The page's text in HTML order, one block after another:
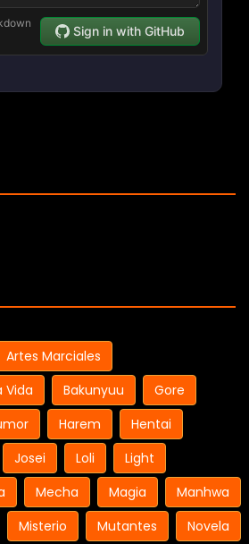
Artes Marciales
Vida
Bakunyuu
Gore
Harem
Hentai
Josei Loli
Light
Mecha Magia
Manhwa
Misterio Mutantes
Novela